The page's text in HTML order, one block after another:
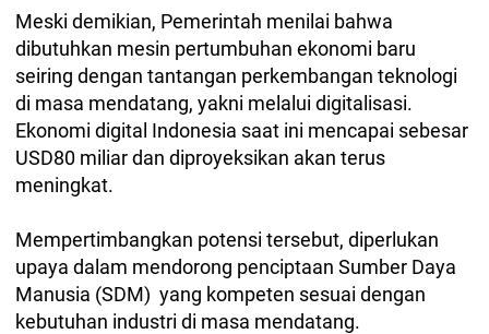
Meski demikian, Pemerintah menilai bahwa
dibutuhkan mesin pertumbuhan ekonomi baru
seiring dengan tantangan perkembangan teknologi
di masa mendatang, yakni melalui digitalisasi.
Ekonomi digital Indonesia saat ini mencapai sebesar
USD80 miliar dan diproyeksikan akan terus
meningkat.
Mempertimbangkan potensi tersebut, diperlukan
upaya dalam mendorong penciptaan Sumber Daya
Manusia (SDM) yang kompeten sesuai dengan
kebutuhan industri di masa mendatang.